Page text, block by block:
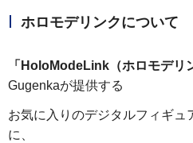
ホロモデリンクについて
「HoloModeLink（ホロモデリ
Gugenkaが提供する
お気に入りのデジタルフィギュ
に、